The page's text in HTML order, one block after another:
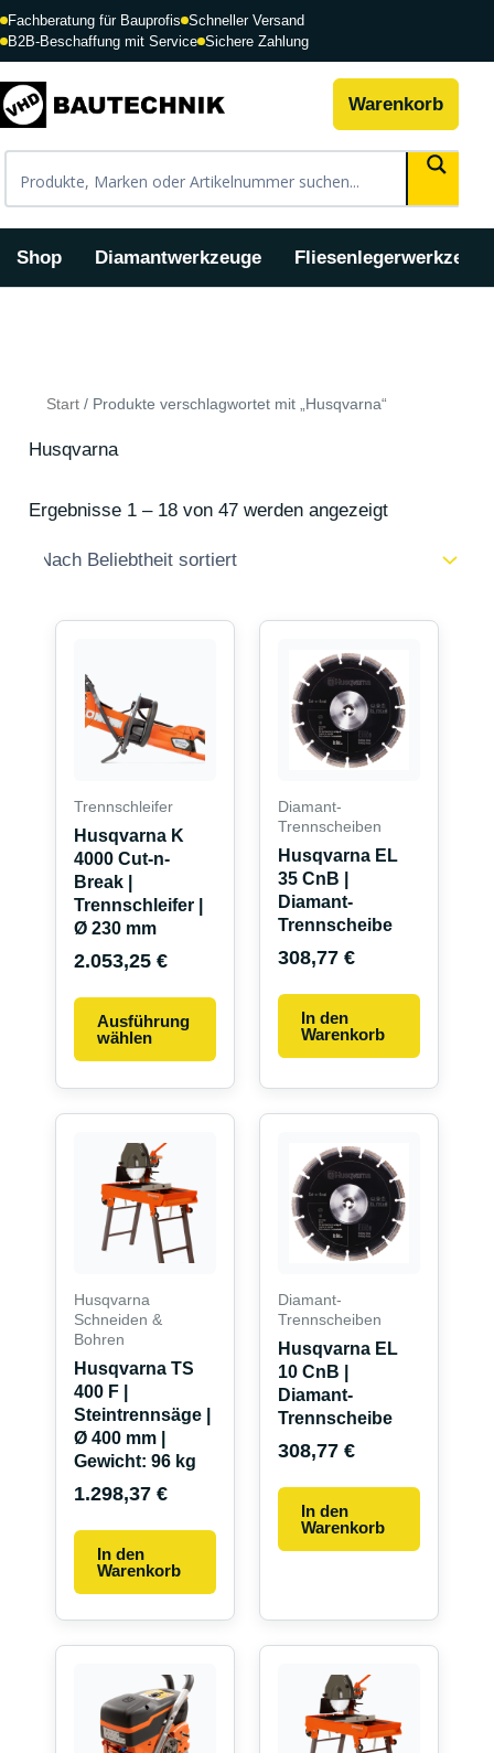
Fachberatung für Bauprofis Schneller Versand
B2B-Beschaffung mit Service Sichere Zahlung
Warenkorb
Shop Diamantwerkzeuge Fliesenlegerwerkzeuge
Zum
Inhalt
springen
Start / Produkte verschlagwortet mit „Husqvarna“
Husqvarna
Ergebnisse 1 – 18 von 47 werden angezeigt
Trennschleifer
Husqvarna K
4000 Cut-n-
Break |
Trennschleifer |
Ø 230 mm
2.053,25€
Ausführung
wählen
Diamant-
Trennscheiben
Husqvarna EL
35 CnB |
Diamant-
Trennscheibe
308,77 €
In den
Warenkorb
Husqvarna
Schneiden &
Bohren
Husqvarna TS
400 F |
Steintrennsäge |
Ø 400 mm |
Gewicht: 96 kg
1.298,37€
In den
Warenkorb
Diamant-
Trennscheiben
Husqvarna EL
10 CnB |
Diamant-
Trennscheibe
308,77 €
In den
Warenkorb